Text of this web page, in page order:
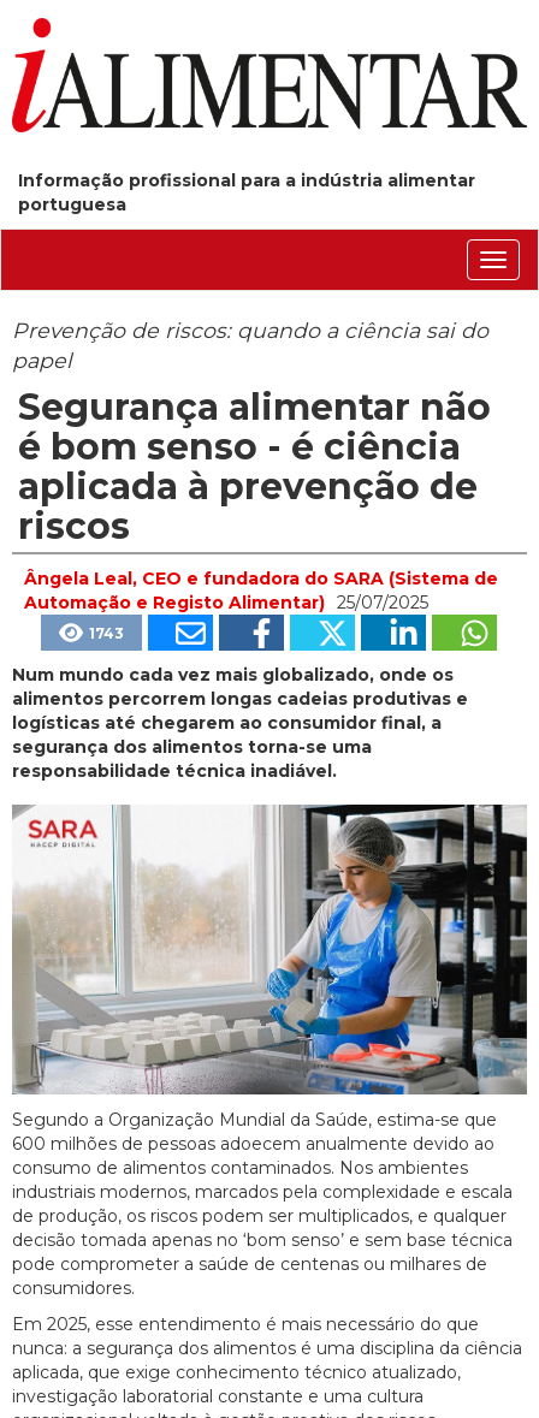
Informação profissional para a indústria alimentar
portuguesa
Prevenção de riscos: quando a ciência sai do
papel
Segurança alimentar não
é bom senso - é ciência
aplicada à prevenção de
riscos
Ângela Leal, CEO e fundadora do SARA (Sistema de
Automação e Registo Alimentar) 25/07/2025
1743
Num mundo cada vez mais globalizado, onde os
alimentos percorrem longas cadeias produtivas e
logísticas até chegarem ao consumidor final, a
segurança dos alimentos torna-se uma
responsabilidade técnica inadiável.
Segundo a Organização Mundial da Saúde, estima-se que
600 milhões de pessoas adoecem anualmente devido ao
consumo de alimentos contaminados. Nos ambientes
industriais modernos, marcados pela complexidade e escala
de produção, os riscos podem ser multiplicados, e qualquer
decisão tomada apenas no ‘bom senso’ e sem base técnica
pode comprometer a saúde de centenas ou milhares de
consumidores.
Em 2025, esse entendimento é mais necessário do que
nunca: a segurança dos alimentos é uma disciplina da ciência
aplicada, que exige conhecimento técnico atualizado,
investigação laboratorial constante e uma cultura